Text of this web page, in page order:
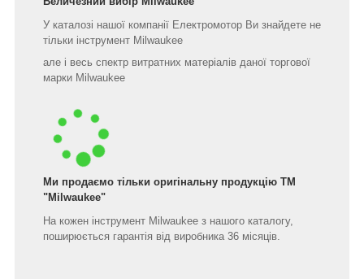
У каталозі нашої компанії Електромотор Ви знайдете не
тільки інструмент Milwaukee
але і весь спектр витратних матеріалів даної торгової
марки Milwaukee
Ми продаємо тільки оригінальну продукцію ТМ
"Milwaukee"
На кожен інструмент Milwaukee з нашого каталогу,
поширюється гарантія від виробника 36 місяців.